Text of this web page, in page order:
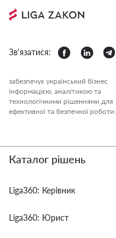
Зв'язатися:
забезпечує український бізнес
інформацією, аналітикою та
технологічними рішеннями для
ефективної та безпечної роботи.
Каталог рішень
Liga360: Керівник
Liga360: Юрист